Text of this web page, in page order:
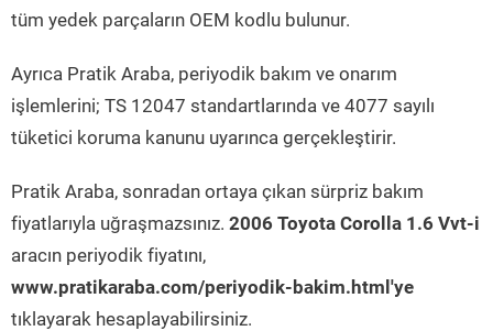
tüm yedek parçaların OEM kodlu bulunur.
Ayrıca Pratik Araba, periyodik bakım ve onarım
işlemlerini; TS 12047 standartlarında ve 4077 sayılı
tüketici koruma kanunu uyarınca gerçekleştirir.
Pratik Araba, sonradan ortaya çıkan sürpriz bakım
fiyatlarıyla uğraşmazsınız. 2006 Toyota Corolla 1.6 Vvt-i
aracın periyodik fiyatını,
www.pratikaraba.com/periyodik-bakim.html'ye
tıklayarak hesaplayabilirsiniz.